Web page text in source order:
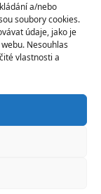
a/nebo
soubory cookies.
údaje, jako je
Nesouhlas
vlastnosti a
uvedené na
a
s.r.o.
požívají